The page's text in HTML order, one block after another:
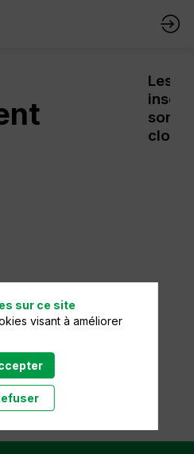
Les
sont
sur ce site
visant à améliorer